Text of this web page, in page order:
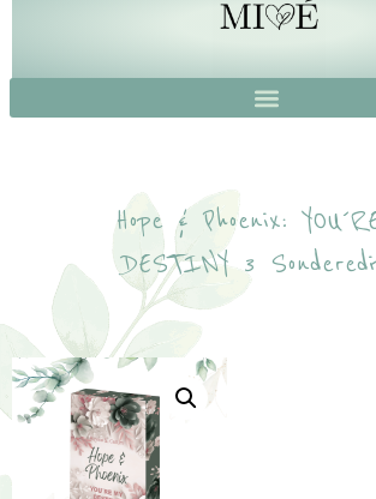
Hope & Phoenix:
DESTINY 3